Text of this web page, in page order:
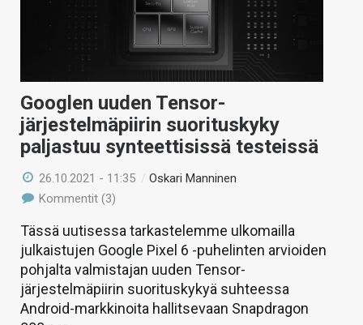
KAUPPA
VAIHDA TEEMA
HAKU
Googlen uuden Tensor-
järjestelmäpiirin suorituskyky
paljastuu synteettisissä testeissä
26.10.2021 - 11:35 /Oskari Manninen
Kommentit (3)
Tässä uutisessa tarkastelemme ulkomailla
julkaistujen Google Pixel 6 -puhelinten arvioiden
pohjalta valmistajan uuden Tensor-
järjestelmäpiirin suorituskykyä suhteessa
Android-markkinoita hallitsevaan Snapdragon